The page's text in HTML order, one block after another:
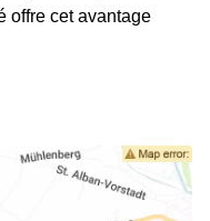
offre cet avantage